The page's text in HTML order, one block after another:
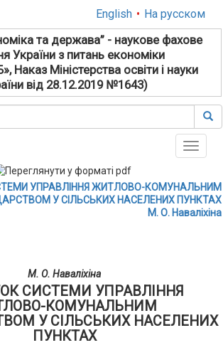
English • На русском
та держава” - наукове фахове
України з питань економіки
Наказ Міністерства освіти і науки
від 28.12.2019 №1643)
Toggle
УПРАВЛІННЯ ЖИТЛОВО-КОМУНАЛЬНИМ
У СІЛЬСЬКИХ НАСЕЛЕНИХ ПУНКТАХ
М. О. Наваліхіна
М. О. Наваліхіна
СИСТЕМИ УПРАВЛІННЯ
КОМУНАЛЬНИМ
У СІЛЬСЬКИХ НАСЕЛЕНИХ
ПУНКТАХ